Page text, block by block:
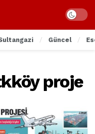
Güncel
proje